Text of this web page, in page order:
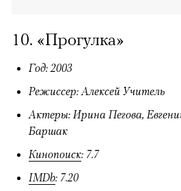
10. «Прогулка»
Год: 2003
Режиссер: Алексей Учитель
Актеры: Ирина Пегова,
Баршак
Кинопоиск: 7.7
IMDb: 7.20